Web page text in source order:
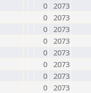
0 2073
0 2073
0 2073
0 2073
0 2073
0 2073
0 2073
0 2073